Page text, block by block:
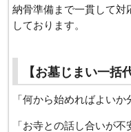
納骨準備まで一貫して対
しております。
【お墓じまい一括
「何から始めればよいか
「お寺との話し合いが不